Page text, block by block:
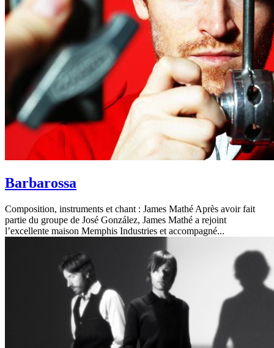
Barbarossa
Composition, instruments et chant : James Mathé Après avoir fait
partie du groupe de José González, James Mathé a rejoint
l’excellente maison Memphis Industries et accompagné...